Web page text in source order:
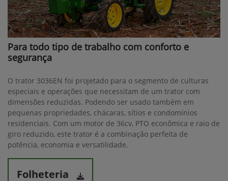
Para todo tipo de trabalho com conforto e
segurança
O trator 3036EN foi projetado para o segmento de culturas
especiais e operações que necessitam de um trator com
dimensões reduzidas. Podendo ser usado também em
pequenas propriedades, chácaras, sítios e condomínios
residenciais. Com um motor de 36cv, PTO econômica e raio de
giro reduzido, este trator é a combinação perfeita de
potência, economia e versatilidade.
Folheteria